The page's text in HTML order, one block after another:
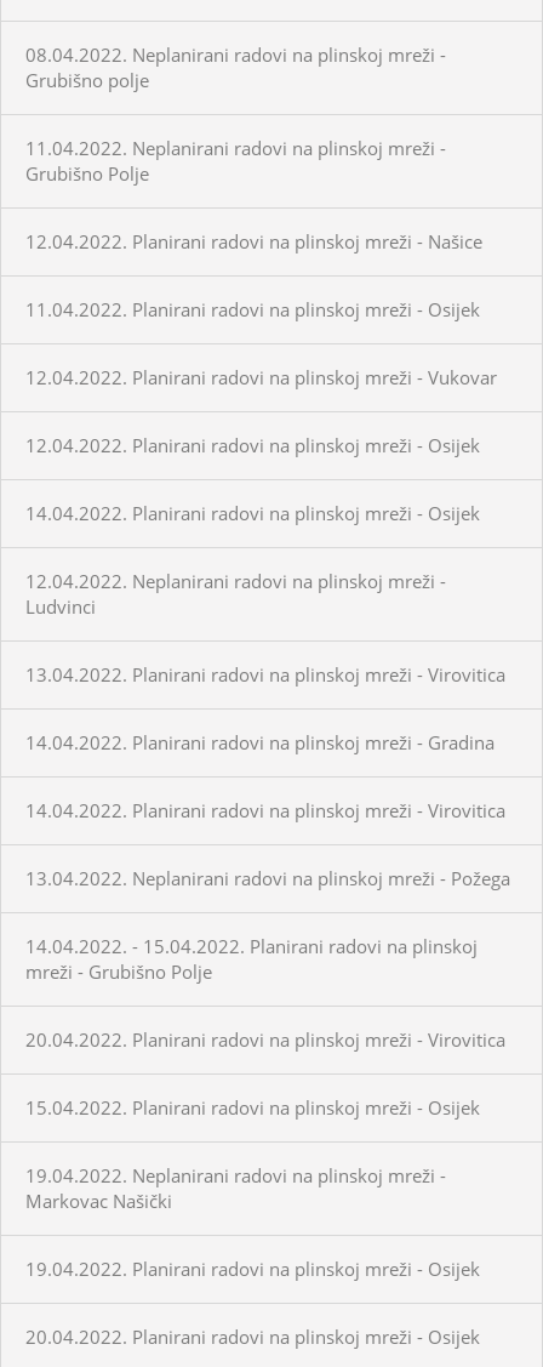
08.04.2022. Neplanirani radovi na plinskoj mreži -
Grubišno polje
11.04.2022. Neplanirani radovi na plinskoj mreži -
Grubišno Polje
12.04.2022. Planirani radovi na plinskoj mreži - Našice
11.04.2022. Planirani radovi na plinskoj mreži - Osijek
12.04.2022. Planirani radovi na plinskoj mreži - Vukovar
12.04.2022. Planirani radovi na plinskoj mreži - Osijek
14.04.2022. Planirani radovi na plinskoj mreži - Osijek
12.04.2022. Neplanirani radovi na plinskoj mreži -
Ludvinci
13.04.2022. Planirani radovi na plinskoj mreži - Virovitica
14.04.2022. Planirani radovi na plinskoj mreži - Gradina
14.04.2022. Planirani radovi na plinskoj mreži - Virovitica
13.04.2022. Neplanirani radovi na plinskoj mreži - Požega
14.04.2022. - 15.04.2022. Planirani radovi na plinskoj
mreži - Grubišno Polje
20.04.2022. Planirani radovi na plinskoj mreži - Virovitica
15.04.2022. Planirani radovi na plinskoj mreži - Osijek
19.04.2022. Neplanirani radovi na plinskoj mreži -
Markovac Našički
19.04.2022. Planirani radovi na plinskoj mreži - Osijek
20.04.2022. Planirani radovi na plinskoj mreži - Osijek